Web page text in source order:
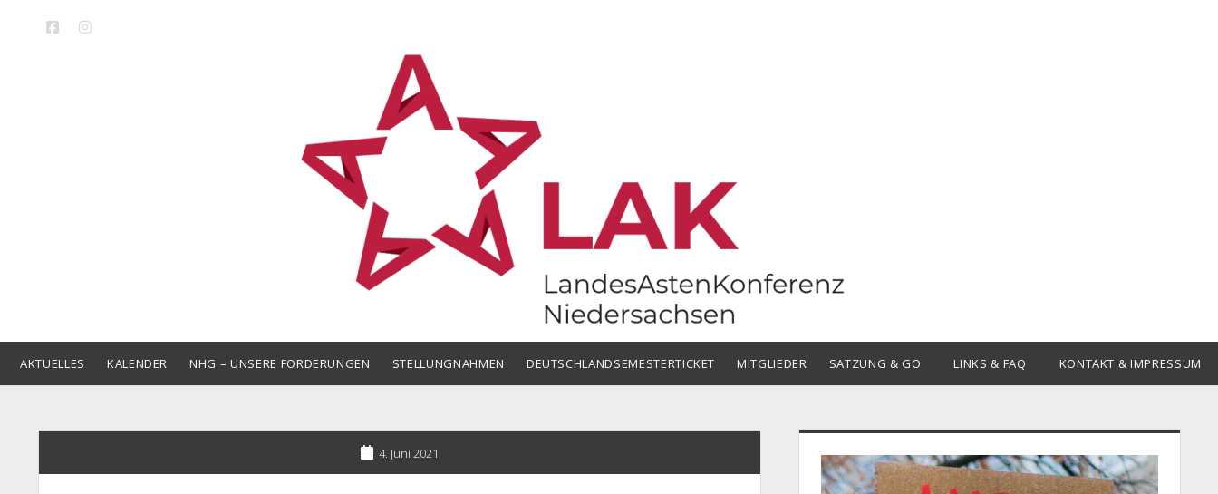
facebookinstagram
Niedersachsen
AKTUELLES KALENDER NHG – UNSERE FORDERUNGEN STELLUNGNAHMEN DEUTSCHLANDSEMESTERTICKET MITGLIEDER SATZUNG & GO
OffeneLINKS & FAQ
OffeneKONTAKT & IMPRESSUM
4. Juni 2021
Sidebar